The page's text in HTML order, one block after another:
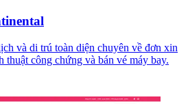
và di trú toàn diện chuyên về đơn xin
thuật công chứng và bán vé máy bay.